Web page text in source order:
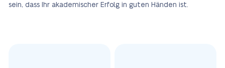
sein, dass Ihr akademischer Erfolg in guten Händen ist.